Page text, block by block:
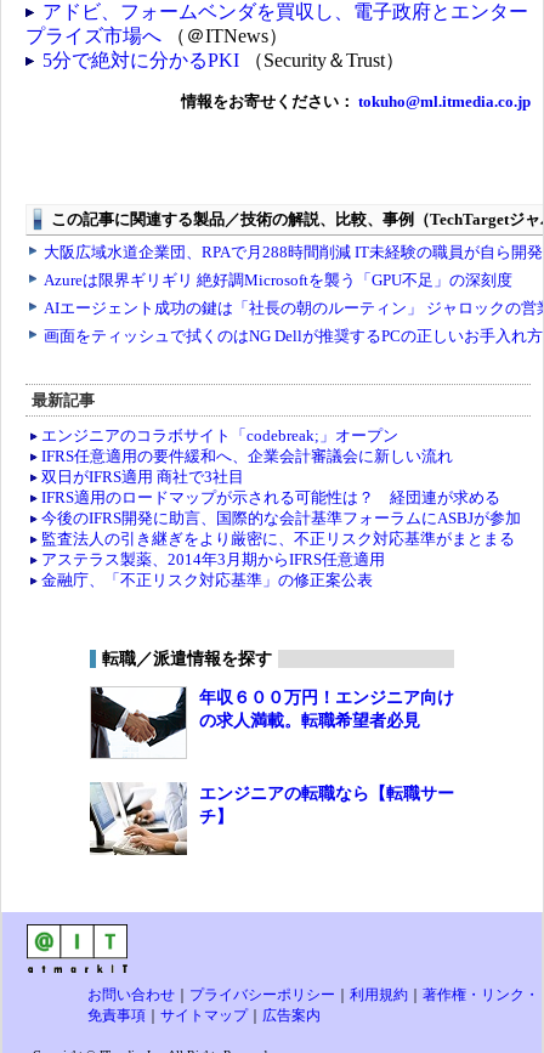
アドビ、フォームベンダを買収し、電子政府とエンター
プライズ市場へ （＠ITNews）
5分で絶対に分かるPKI （Security＆Trust）
情報をお寄せください： tokuho@ml.itmedia.co.jp
最新記事
エンジニアのコラボサイト「codebreak;」オープン
IFRS任意適用の要件緩和へ、企業会計審議会に新しい流れ
双日がIFRS適用 商社で3社目
IFRS適用のロードマップが示される可能性は？ 経団連が求める
今後のIFRS開発に助言、国際的な会計基準フォーラムにASBJが参加
監査法人の引き継ぎをより厳密に、不正リスク対応基準がまとまる
アステラス製薬、2014年3月期からIFRS任意適用
金融庁、「不正リスク対応基準」の修正案公表
転職／派遣情報を探す
年収６００万円！エンジニア向け
の求人満載。転職希望者必見
エンジニアの転職なら【転職サー
チ】
お問い合わせ プライバシーポリシー 利用規約
著作権・リンク・
免責事項
サイトマップ｜ 広告案内